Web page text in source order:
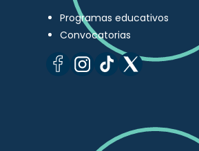
Programas educativos
Convocatorias